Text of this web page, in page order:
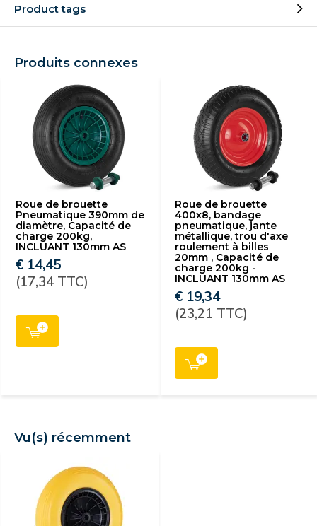
Product tags
Produits connexes
Roue de brouette
Pneumatique 390mm de
diamètre, Capacité de
charge 200kg,
INCLUANT 130mm AS
€ 14,45
(17,34 TTC)
Roue de brouette
400x8, bandage
pneumatique, jante
métallique, trou d'axe
roulement à billes
20mm , Capacité de
charge 200kg -
INCLUANT 130mm AS
€ 19,34
(23,21 TTC)
Vu(s) récemment